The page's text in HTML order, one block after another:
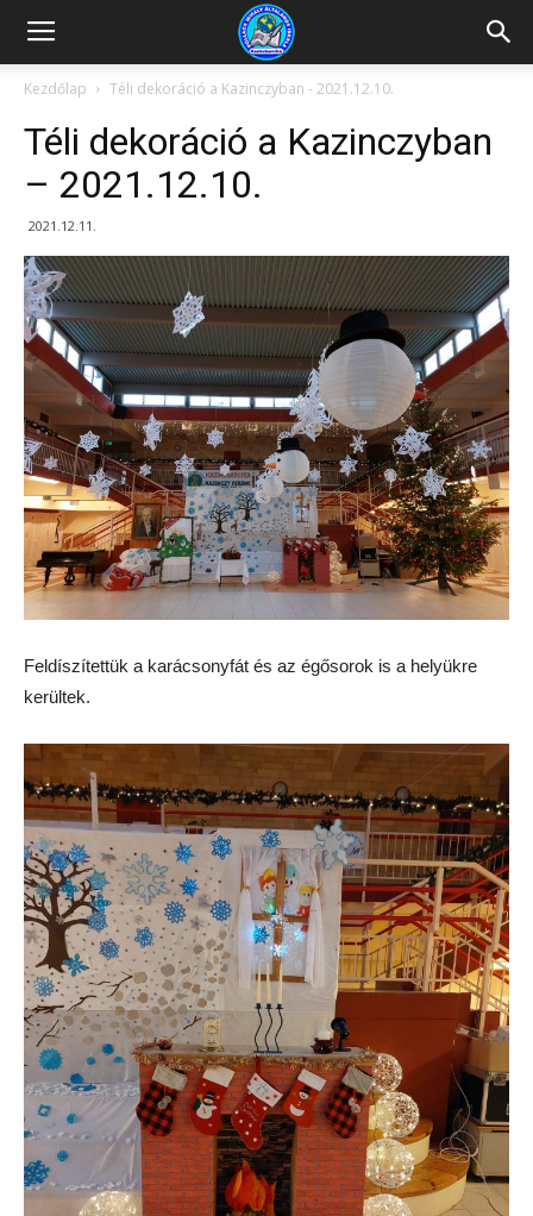
Kazincbarcikai
Pollack
Mihály
Általános
Iskola
Kezdőlap Téli dekoráció a Kazinczyban - 2021.12.10.
Téli dekoráció a Kazinczyban
– 2021.12.10.
2021.12.11.
Feldíszítettük a karácsonyfát és az égősorok is a helyükre
kerültek.